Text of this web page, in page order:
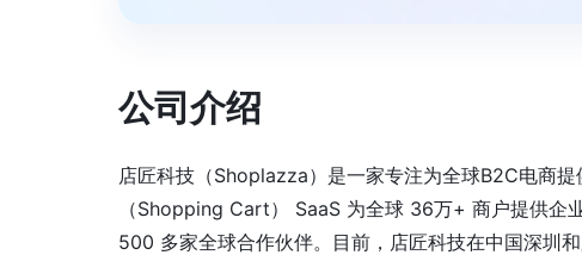
公司介绍
店匠科技（Shoplazza）是一家专注为全球B2C电商
（Shopping Cart） SaaS 为全球 36万+ 商户提供
500 多家全球合作伙伴。目前，店匠科技在中国深圳